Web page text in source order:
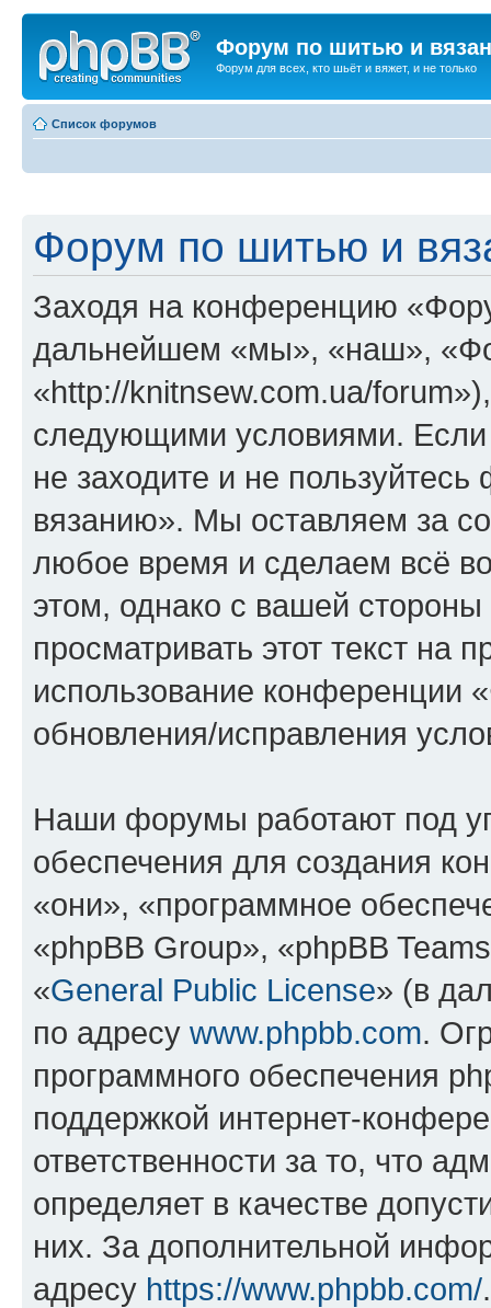
Форум по шитью и
Форум для всех, кто шьёт и вяжет, и не только
Список форумов
Форум по шитью и
Заходя на конференцию
дальнейшем «мы», «наш»,
«http://knitnsew.com.ua/
следующими условиями.
не заходите и не
вязанию». Мы оставляем за
любое время и сделаем всё
этом, однако с вашей
просматривать этот текст на
использование конференции
обновления/исправления
Наши форумы работают под
обеспечения для создания
«они», «программное
«phpBB Group», «phpBB
«General Public License» (в
по адресу www.phpbb.com.
программного обеспечения
поддержкой интернет-
ответственности за то, что
определяет в качестве
них. За дополнительной
адресу https://www.phpbb.com/.